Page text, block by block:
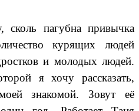
пагубна привычка
курящих людей
и молодых людей.
я хочу рассказать,
знакомой. Зовут её